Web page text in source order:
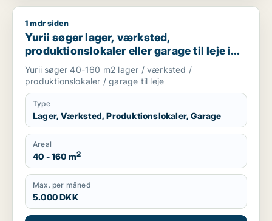
Yurii søger lager, værksted, produktionslokaler eller garage
1 mdr siden
Yurii søger lager, værksted,
produktionslokaler eller garage til leje i
Region Sjælland
Yurii søger 40-160 m2 lager / værksted /
produktionslokaler / garage til leje
Type
Lager, Værksted, Produktionslokaler, Garage
Areal
40 - 160 m2
Max. per måned
5.000 DKK